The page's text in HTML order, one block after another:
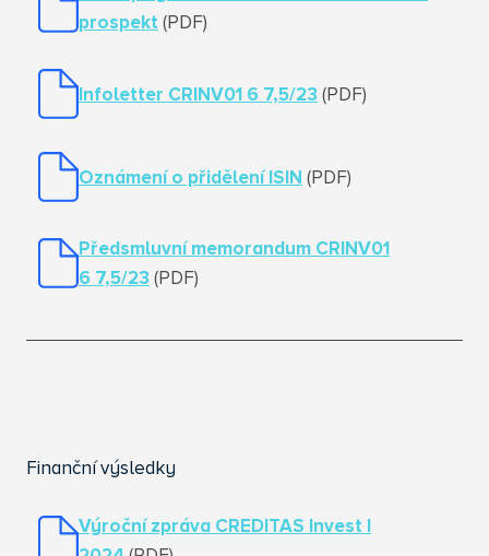
prospekt (PDF)
Infoletter CRINV01 6 7,5/23 (PDF)
Oznámení o přidělení ISIN (PDF)
Předsmluvní memorandum CRINV01
6 7,5/23 (PDF)
Finanční výsledky
Výroční zpráva CREDITAS Invest I